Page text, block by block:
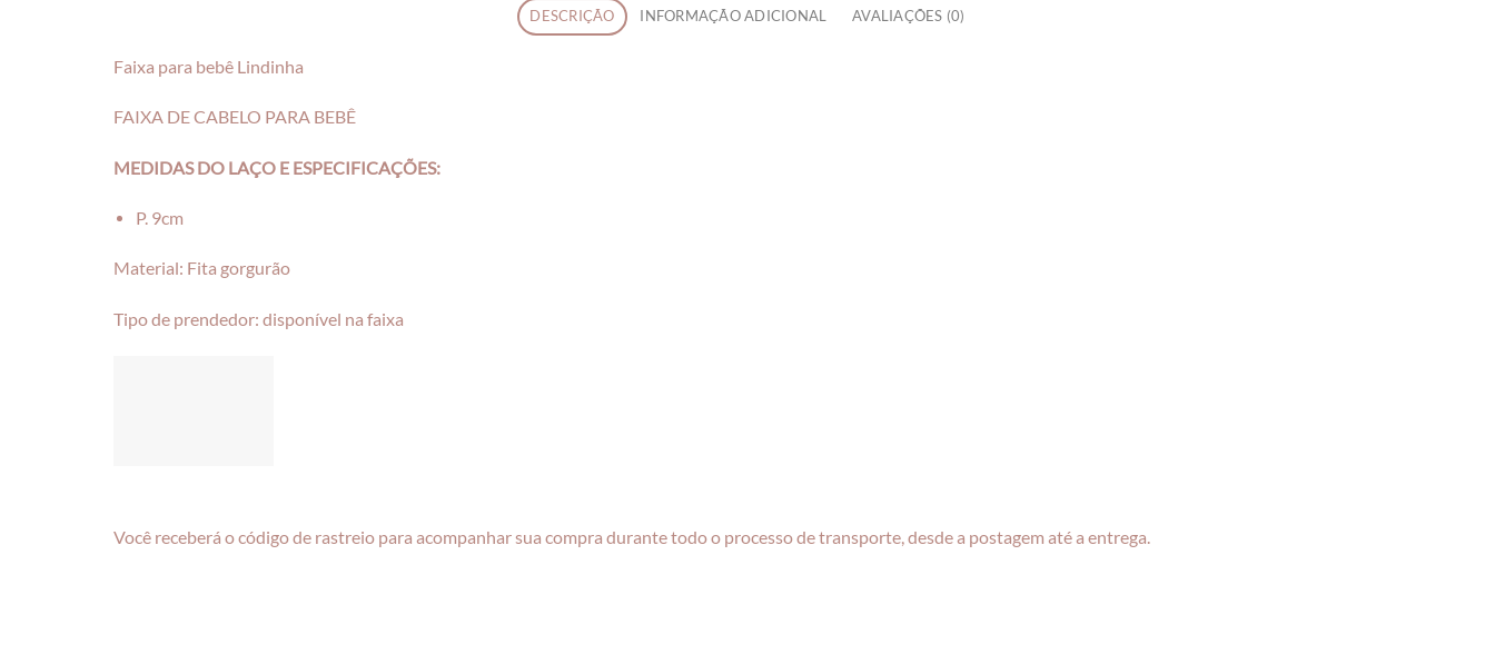
DESCRIÇÃO INFORMAÇÃO ADICIONAL AVALIAÇÕES (0)
Faixa para bebê Lindinha
FAIXA DE CABELO PARA BEBÊ
MEDIDAS DO LAÇO E ESPECIFICAÇÕES:
P. 9cm
Material: Fita gorgurão
Tipo de prendedor: disponível na faixa
Você receberá o código de rastreio para acompanhar sua compra durante todo o processo de transporte, desde a postagem até a entrega.